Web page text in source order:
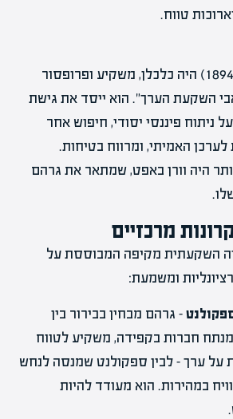
טווח.
היה כלכלן, משקיע ופרופסור
השקעת הערך". הוא ייסד את גישת
פיננסי יסודי, חיפוש אחר
האמיתי, ומרווח בטיחות.
היה וורן באפט, שמתאר את גרהם
מרכזיים
השקעתית מקיפה המבוססת על
ומשמעת:
– גרהם מבחין בבירור בין
חברות בקפידה, משקיע לטווח
על ערך – לבין ספקולנט שמנסה לנחש
במהירות. הוא מעודד להיות